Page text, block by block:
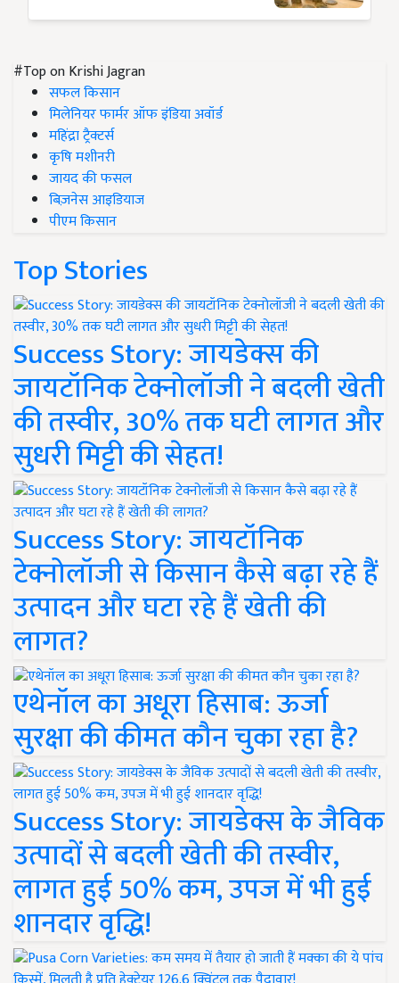
#Top on Krishi Jagran
सफल किसान
मिलेनियर फार्मर ऑफ इंडिया अवॉर्ड
महिंद्रा ट्रैक्टर्स
कृषि मशीनरी
जायद की फसल
बिज़नेस आइडियाज
पीएम किसान
Top Stories
Success Story: जायडेक्स की
जायटॉनिक टेक्नोलॉजी ने बदली खेती
की तस्वीर, 30% तक घटी लागत और
सुधरी मिट्टी की सेहत!
Success Story: जायटॉनिक
टेक्नोलॉजी से किसान कैसे बढ़ा रहे हैं
उत्पादन और घटा रहे हैं खेती की
लागत?
एथेनॉल का अधूरा हिसाब: ऊर्जा
सुरक्षा की कीमत कौन चुका रहा है?
Success Story: जायडेक्स के जैविक
उत्पादों से बदली खेती की तस्वीर,
लागत हुई 50% कम, उपज में भी हुई
शानदार वृद्धि!